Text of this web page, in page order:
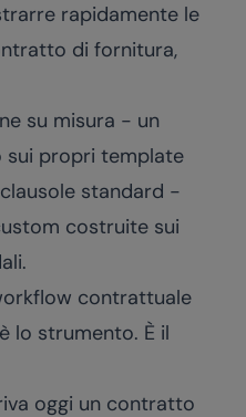
rapidamente le
di fornitura,
su misura - un
sui propri template
standard -
costruite sui
contrattuale
lo strumento. È il
oggi un contratto